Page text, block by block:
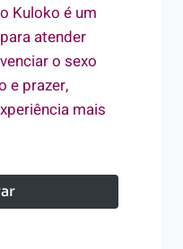
Kuloko é um
atender
o sexo
e prazer,
mais